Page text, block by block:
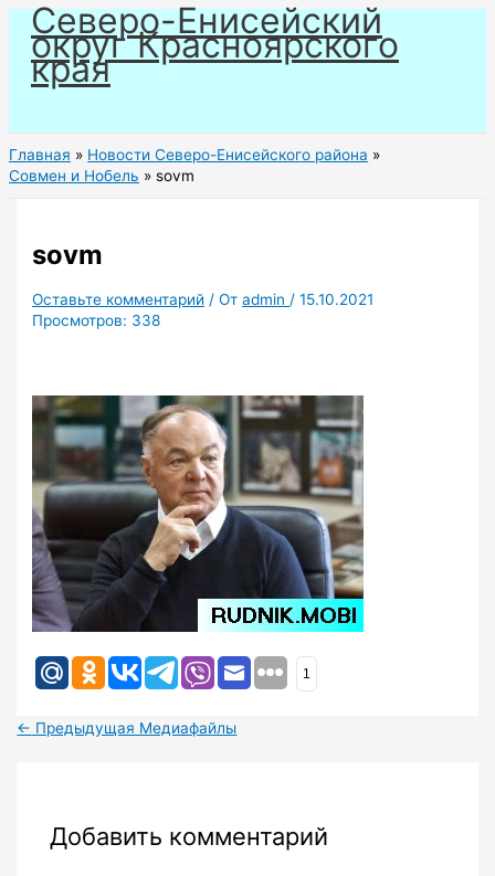
Перейти
содержимому
Северо-Енисейский
округ Красноярского
края
Главная
Новости Северо-Енисейского района
Совмен и Нобель
sovm
sovm
Оставьте комментарий / Отadmin /15.10.2021
Просмотров: 338
1
← Предыдущая Медиафайлы
Добавить комментарий